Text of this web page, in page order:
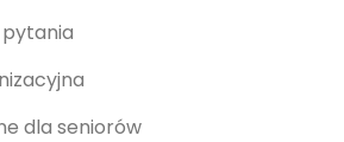
dla seniorów